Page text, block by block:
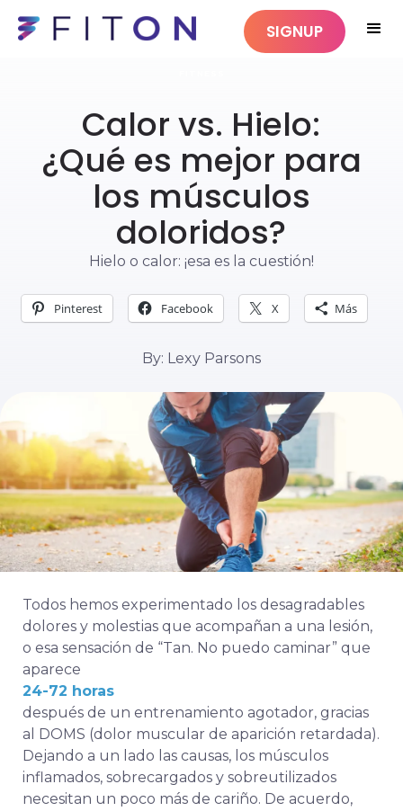
SIGNUP
Calor vs. Hielo:
¿Qué es mejor para
los músculos
doloridos?
Hielo o calor: ¡esa es la cuestión!
Pinterest Facebook X Más
By: Lexy Parsons
Todos hemos experimentado los desagradables
dolores y molestias que acompañan a una lesión,
o esa sensación de “Tan. No puedo caminar” que
aparece
24-72 horas
después de un entrenamiento agotador, gracias
al DOMS (dolor muscular de aparición retardada).
Dejando a un lado las causas, los músculos
inflamados, sobrecargados y sobreutilizados
necesitan un poco más de cariño. De acuerdo,